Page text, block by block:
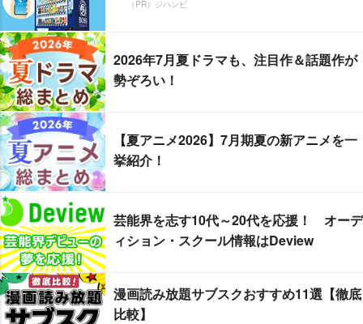
（PR）ジハンピ
2026年7月夏ドラマも、注目作＆話題作が
勢ぞろい！
【夏アニメ2026】7月期夏の新アニメを一
挙紹介！
芸能界を志す10代～20代を応援！ オーデ
ィション・スクール情報はDeview
漫画読み放題サブスクおすすめ11選【徹底
比較】